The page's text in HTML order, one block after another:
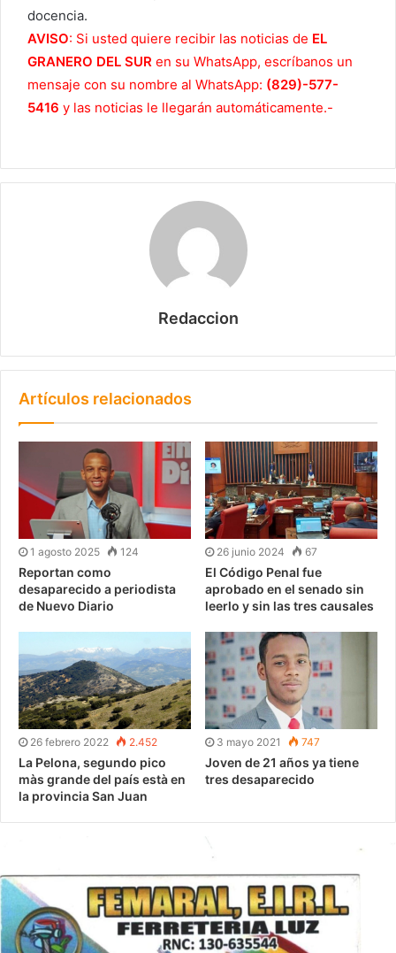
docencia.
AVISO: Si usted quiere recibir las noticias de EL
GRANERO DEL SUR en su WhatsApp, escríbanos un
mensaje con su nombre al WhatsApp: (829)-577-
5416 y las noticias le llegarán automáticamente.-
Redaccion
Artículos relacionados
1 agosto 2025 124
Reportan como
desaparecido a periodista
de Nuevo Diario
26 junio 2024 67
El Código Penal fue
aprobado en el senado sin
leerlo y sin las tres causales
26 febrero 2022 2.452
La Pelona, segundo pico
màs grande del país està en
la provincia San Juan
3 mayo 2021 747
Joven de 21 años ya tiene
tres desaparecido